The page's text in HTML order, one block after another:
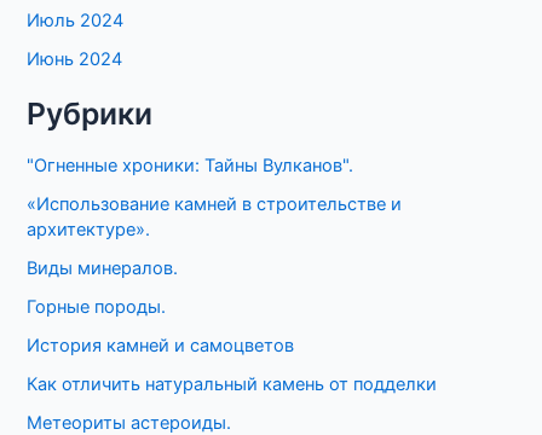
Июль 2024
Июнь 2024
Рубрики
"Огненные хроники: Тайны Вулканов".
«Использование камней в строительстве и
архитектуре».
Виды минералов.
Горные породы.
История камней и самоцветов
Как отличить натуральный камень от подделки
Метеориты астероиды.